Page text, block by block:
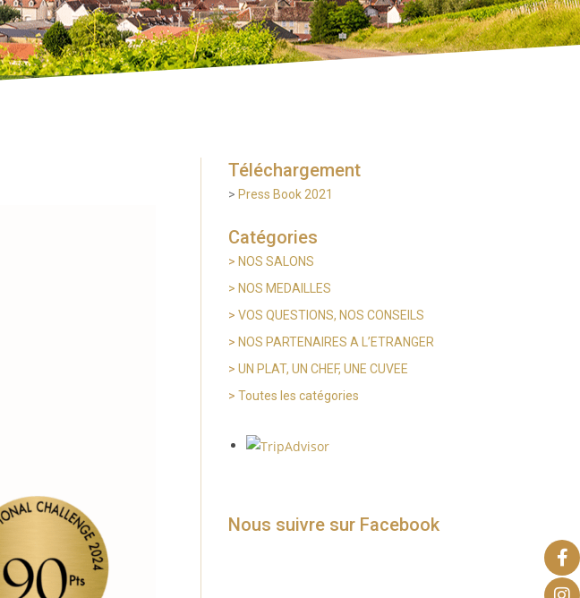
Téléchargement
> Press Book 2021
Catégories
> NOS SALONS
> NOS MEDAILLES
> VOS QUESTIONS, NOS CONSEILS
> NOS PARTENAIRES A L’ETRANGER
> UN PLAT, UN CHEF, UNE CUVEE
> Toutes les catégories
Nous suivre sur Facebook